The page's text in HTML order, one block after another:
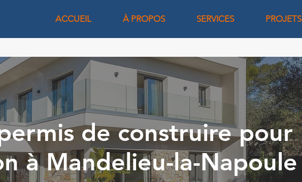
ACCUEIL À PROPOS SERVICES PROJETS
de construire pour
à Mandelieu-la-Napoule